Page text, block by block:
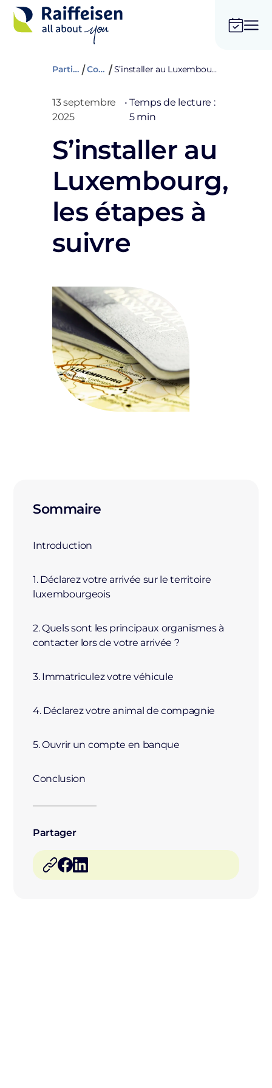
Particuliers Conseils S’installer au Luxembourg, les étapes à suivre
13 septembre
2025
• Temps de lecture :
5 min
S’installer au
Luxembourg,
les étapes à
suivre
Sommaire
Introduction
1. Déclarez votre arrivée sur le territoire
luxembourgeois
2. Quels sont les principaux organismes à
contacter lors de votre arrivée ?
3. Immatriculez votre véhicule
4. Déclarez votre animal de compagnie
5. Ouvrir un compte en banque
Conclusion
Partager